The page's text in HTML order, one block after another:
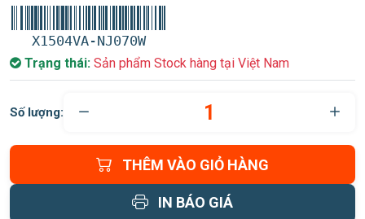
X1504VA-NJ070W
Trạng thái: Sản phẩm Stock hàng tại Việt Nam
Số lượng:
THÊM VÀO GIỎ HÀNG
IN BÁO GIÁ